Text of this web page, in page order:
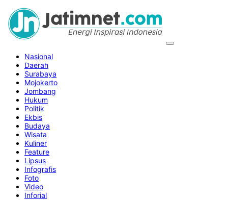
Nasional
Daerah
Surabaya
Mojokerto
Jombang
Hukum
Politik
Ekbis
Budaya
Wisata
Kuliner
Feature
Lipsus
Infografis
Foto
Video
Inforial